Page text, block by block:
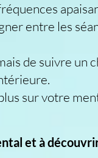
entre les
de suivre un
sur votre
et à